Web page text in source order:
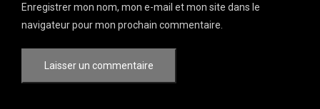
Enregistrer mon nom, mon e-mail et mon site dans le
navigateur pour mon prochain commentaire.